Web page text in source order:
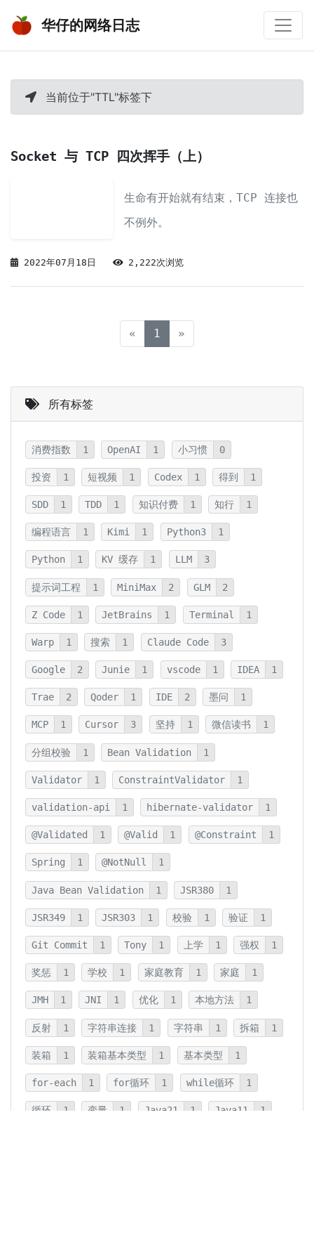
华仔的网络日志
当前位于"TTL"标签下
Socket 与 TCP 四次挥手（上）
生命有开始就有结束，TCP 连接也
不例外。
2022年07月18日 2,222次浏览
« 1 (current)
»
所有标签
消费指数 1 OpenAI 1 小习惯 0
投资 1 短视频 1 Codex 1 得到 1
SDD 1 TDD 1 知识付费 1 知行 1
编程语言 1 Kimi 1 Python3 1
Python 1 KV 缓存 1 LLM 3
提示词工程 1 MiniMax 2 GLM 2
Z Code 1 JetBrains 1 Terminal 1
Warp 1 搜索 1 Claude Code 3
Google 2 Junie 1 vscode 1 IDEA 1
Trae 2 Qoder 1 IDE 2 墨问 1
MCP 1 Cursor 3 坚持 1 微信读书 1
分组校验 1 Bean Validation 1
Validator 1 ConstraintValidator 1
validation-api 1 hibernate-validator 1
@Validated 1 @Valid 1 @Constraint 1
Spring 1 @NotNull 1
Java Bean Validation 1 JSR380 1
JSR349 1 JSR303 1 校验 1 验证 1
Git Commit 1 Tony 1 上学 1 强权 1
奖惩 1 学校 1 家庭教育 1 家庭 1
JMH 1 JNI 1 优化 1 本地方法 1
反射 1 字符串连接 1 字符串 1 拆箱 1
装箱 1 装箱基本类型 1 基本类型 1
for-each 1 for循环 1 while循环 1
循环 1 变量 1 Java21 1 Java11 1